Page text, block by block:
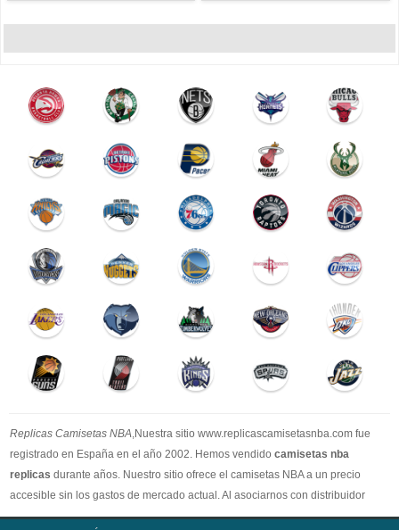
Replicas Camisetas NBA,Nuestra sitio www.replicascamisetasnba.com fue
registrado en España en el año 2002. Hemos vendido camisetas nba
replicas durante años. Nuestro sitio ofrece el camisetas NBA a un precio
accesible sin los gastos de mercado actual. Al asociarnos con distribuidor
oficial de camisetas NBA, garantizamos que todos nuestros artículos son